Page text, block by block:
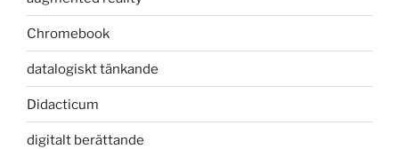
Chromebook
datalogiskt tänkande
Didacticum
digitalt berättande